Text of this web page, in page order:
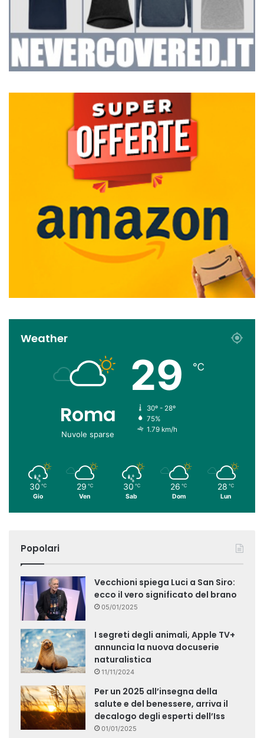
Weather
Roma
Nuvole sparse
29 ℃
30º - 28º
75%
1.79 km/h
30 ℃
Gio
29 ℃
Ven
30 ℃
Sab
26 ℃
Dom
28 ℃
Lun
Popolari
Vecchioni spiega Luci a San Siro:
ecco il vero significato del brano
05/01/2025
I segreti degli animali, Apple TV+
annuncia la nuova docuserie
naturalistica
11/11/2024
Per un 2025 all’insegna della
salute e del benessere, arriva il
decalogo degli esperti dell’Iss
01/01/2025